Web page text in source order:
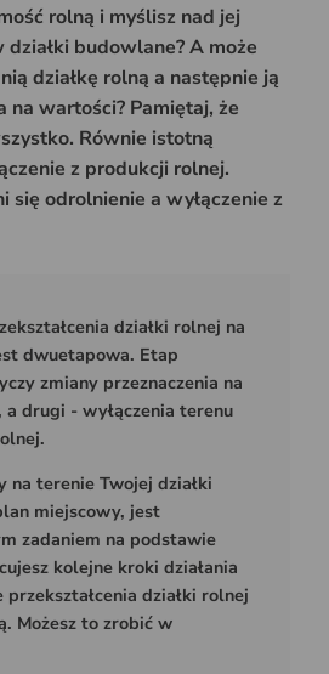
rolną i myślisz nad jej
działki budowlane? A może
działkę rolną a następnie ją
na wartości? Pamiętaj, że
Równie istotną
z produkcji rolnej.
się odrolnienie a wyłączenie z
działki rolnej na
dwuetapowa. Etap
zmiany przeznaczenia na
a drugi - wyłączenia terenu
na terenie Twojej działki
miejscowy, jest
zadaniem na podstawie
kolejne kroki działania
działki rolnej
Możesz to zrobić w